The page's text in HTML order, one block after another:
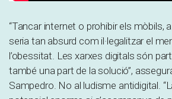
“Tancar internet o prohibir els mòbils,
seria tan absurd com il·legalitzar el
l’obessitat. Les xarxes digitals són
també una part de la solució”,
Sampedro. No al ludisme antidigital.